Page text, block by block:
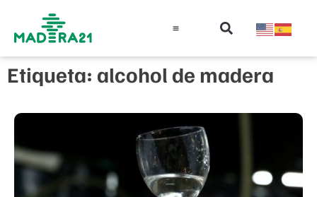
Etiqueta: alcohol de madera